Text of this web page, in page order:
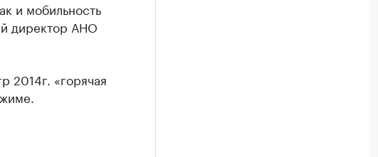
и мобильность
директор АНО
2014г. «горячая